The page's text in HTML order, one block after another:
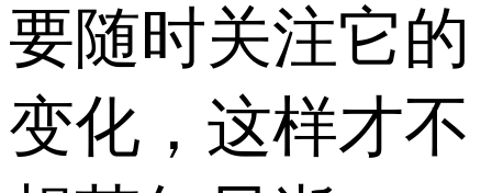
要随时关注它的
变化，这样才不